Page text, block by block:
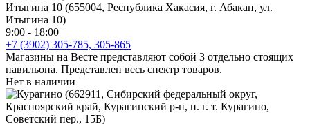
Итыгина 10 (655004, Республика Хакасия, г. Абакан, ул.
Итыгина 10)
9:00 - 18:00
+7 (3902) 305-785, 305-865
Магазины на Весте представляют собой 3 отдельно стоящих
павильона. Представлен весь спектр товаров.
Нет в наличии